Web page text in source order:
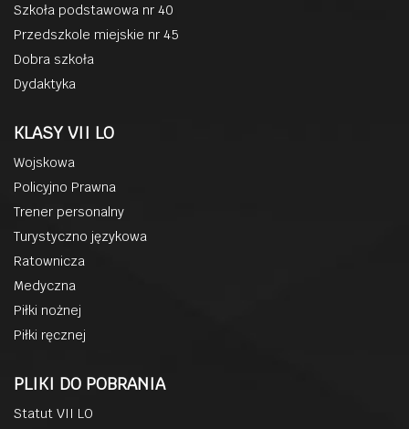
Szkoła podstawowa nr 40
Przedszkole miejskie nr 45
Dobra szkoła
Dydaktyka
KLASY VII LO
Wojskowa
Policyjno Prawna
Trener personalny
Turystyczno językowa
Ratownicza
Medyczna
Piłki nożnej
Piłki ręcznej
PLIKI DO POBRANIA
Statut VII LO